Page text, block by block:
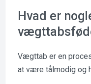
Hvad er
Vægttab er en
at være tålmodig og